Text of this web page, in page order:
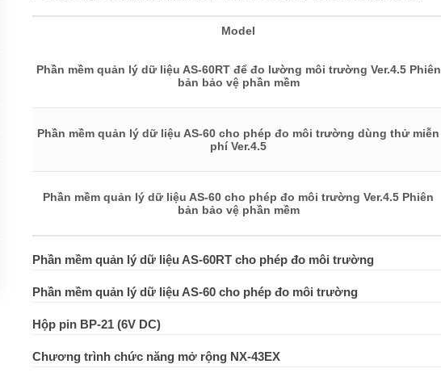
Model
Phần mềm quản lý dữ liệu AS-60RT để đo lường môi trường Ver.4.5 Phiên
bản bảo vệ phần mềm
Phần mềm quản lý dữ liệu AS-60 cho phép đo môi trường dùng thử miễn
phí Ver.4.5
Phần mềm quản lý dữ liệu AS-60 cho phép đo môi trường Ver.4.5 Phiên
bản bảo vệ phần mềm
Phần mềm quản lý dữ liệu AS-60RT cho phép đo môi trường
Phần mềm quản lý dữ liệu AS-60 cho phép đo môi trường
Hộp pin BP-21 (6V DC)
Chương trình chức năng mở rộng NX-43EX